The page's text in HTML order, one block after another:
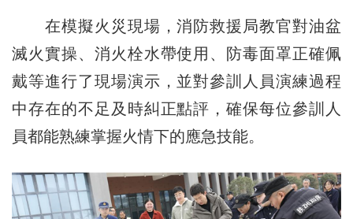
在模擬火災現場，消防救援局教官對油盆
滅火實操、消火栓水帶使用、防毒面罩正確佩
戴等進行了現場演示，並對參訓人員演練過程
中存在的不足及時糾正點評，確保每位參訓人
員都能熟練掌握火情下的應急技能。